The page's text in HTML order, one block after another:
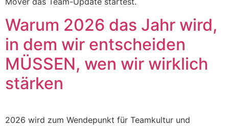
Warum 2026 das Jahr wird,
in dem wir entscheiden
MÜSSEN, wen wir wirklich
stärken
2026 wird zum Wendepunkt für Teamkultur und